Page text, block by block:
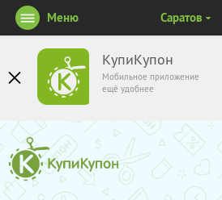
КупиКупон
Мобильное приложение
ещё удобнее
Меню Саратов